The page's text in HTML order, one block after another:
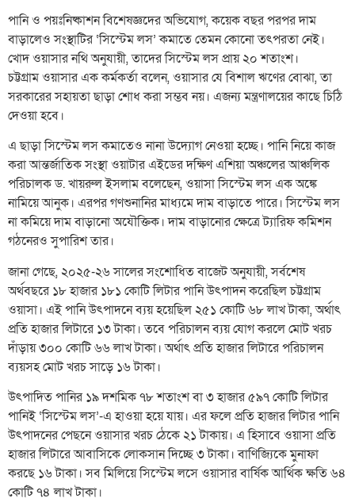
পানি ও পয়ঃনিষ্কাশন বিশেষজ্ঞদের অভিযোগ, কয়েক বছর পরপর দাম
বাড়ালেও সংস্থাটির ‘সিস্টেম লস’ কমাতে তেমন কোনো তৎপরতা নেই।
খোদ ওয়াসার নথি অনুযায়ী, তাদের সিস্টেম লস প্রায় ২০ শতাংশ।
চট্টগ্রাম ওয়াসার এক কর্মকর্তা বলেন, ওয়াসার যে বিশাল ঋণের বোঝা, তা
সরকারের সহায়তা ছাড়া শোধ করা সম্ভব নয়। এজন্য মন্ত্রণালয়ের কাছে চিঠি
দেওয়া হবে।
এ ছাড়া সিস্টেম লস কমাতেও নানা উদ্যোগ নেওয়া হচ্ছে। পানি নিয়ে কাজ
করা আন্তর্জাতিক সংস্থা ওয়াটার এইডের দক্ষিণ এশিয়া অঞ্চলের আঞ্চলিক
পরিচালক ড. খায়রুল ইসলাম বলেছেন, ওয়াসা সিস্টেম লস এক অঙ্কে
নামিয়ে আনুক। এরপর গণশুনানির মাধ্যমে দাম বাড়াতে পারে। সিস্টেম লস
না কমিয়ে দাম বাড়ানো অযৌক্তিক। দাম বাড়ানোর ক্ষেত্রে ট্যারিফ কমিশন
গঠনেরও সুপারিশ তার।
জানা গেছে, ২০২৫-২৬ সালের সংশোধিত বাজেট অনুযায়ী, সর্বশেষ
অর্থবছরে ১৮ হাজার ১৮১ কোটি লিটার পানি উৎপাদন করেছিল চট্টগ্রাম
ওয়াসা। এই পানি উৎপাদনে ব্যয় হয়েছিল ২৫১ কোটি ৬৮ লাখ টাকা, অর্থাৎ
প্রতি হাজার লিটারে ১৩ টাকা। তবে পরিচালন ব্যয় যোগ করলে মোট খরচ
দাঁড়ায় ৩০০ কোটি ৬৬ লাখ টাকা। অর্থাৎ প্রতি হাজার লিটারে পরিচালন
ব্যয়সহ মোট খরচ সাড়ে ১৬ টাকা।
উৎপাদিত পানির ১৯ দশমিক ৭৮ শতাংশ বা ৩ হাজার ৫৯৭ কোটি লিটার
পানিই ‘সিস্টেম লস’-এ হাওয়া হয়ে যায়। এর ফলে প্রতি হাজার লিটার পানি
উৎপাদনের পেছনে ওয়াসার খরচ ঠেকে ২১ টাকায়। এ হিসাবে ওয়াসা প্রতি
হাজার লিটারে আবাসিকে লোকসান দিচ্ছে ৩ টাকা। বাণিজ্যিকে মুনাফা
করছে ১৬ টাকা। সব মিলিয়ে সিস্টেম লসে ওয়াসার বার্ষিক আর্থিক ক্ষতি ৬৪
কোটি ৭৪ লাখ টাকা।